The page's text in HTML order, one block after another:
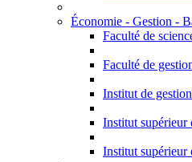
Économie - Gestion -
Faculté de
Faculté de
Institut de
Institut supérieur
Institut supérieur